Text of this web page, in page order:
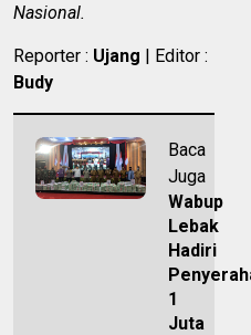
Nasional.
Reporter : Ujang | Editor :
Budy
Baca
Juga
Wabup
Lebak
Hadiri
1
Juta